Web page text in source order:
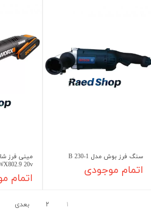
سنگ فرز بوش مدل B 230-1
اتمام موجودی
مینی فرز
20v
اتمام
۱ ۲ بعدی